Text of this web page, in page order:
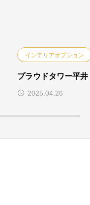
インテリアオプション
プラウドタワー平井
2025.04.26